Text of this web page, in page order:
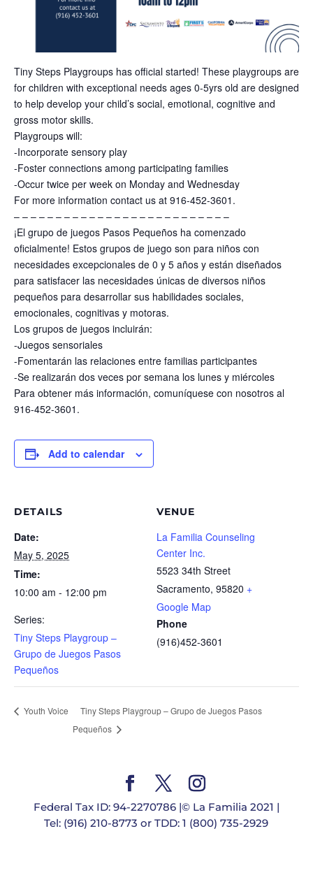
Tiny Steps Playgroups has official started! These playgroups are
for children with exceptional needs ages 0-5yrs old are designed
to help develop your child’s social, emotional, cognitive and
gross motor skills.
Playgroups will:
-Incorporate sensory play
-Foster connections among participating families
-Occur twice per week on Monday and Wednesday
For more information contact us at 916-452-3601.
– – – – – – – – – – – – – – – – – – – – – – – – – –
¡El grupo de juegos Pasos Pequeños ha comenzado
oficialmente! Estos grupos de juego son para niños con
necesidades excepcionales de 0 y 5 años y están diseñados
para satisfacer las necesidades únicas de diversos niños
pequeños para desarrollar sus habilidades sociales,
emocionales, cognitivas y motoras.
Los grupos de juegos incluirán:
-Juegos sensoriales
-Fomentarán las relaciones entre familias participantes
-Se realizarán dos veces por semana los lunes y miércoles
Para obtener más información, comuníquese con nosotros al
916-452-3601.
Add to calendar
DETAILS
Date:
May 5, 2025
Time:
10:00 am - 12:00 pm
Series:
Tiny Steps Playgroup –
Grupo de Juegos Pasos
Pequeños
VENUE
La Familia Counseling
Center Inc.
5523 34th Street
Sacramento, 95820 +
Google Map
Phone
(916)452-3601
Youth Voice
Tiny Steps Playgroup – Grupo de Juegos Pasos
Pequeños
Federal Tax ID: 94-2270786 |© La Familia 2021 |
Tel: (916) 210-8773 or TDD: 1 (800) 735-2929